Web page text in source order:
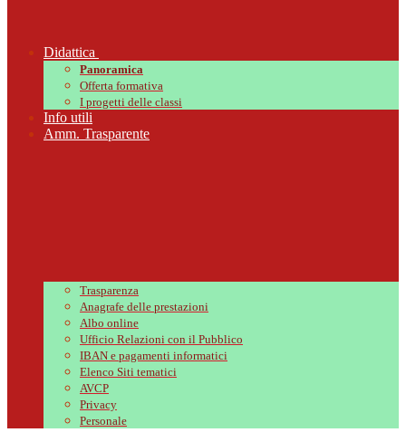
Didattica
Panoramica
Offerta formativa
I progetti delle classi
Info utili
Amm. Trasparente
Trasparenza
Anagrafe delle prestazioni
Albo online
Ufficio Relazioni con il Pubblico
IBAN e pagamenti informatici
Elenco Siti tematici
AVCP
Privacy
Personale